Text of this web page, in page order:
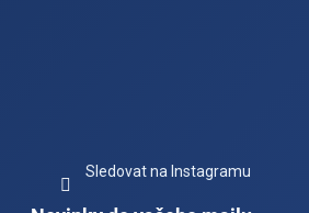
Sledovat na Instagramu